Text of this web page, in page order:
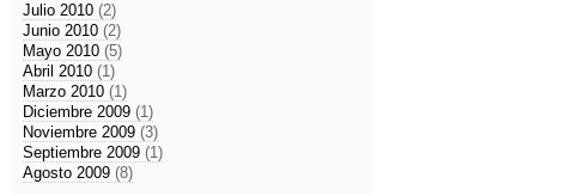
Julio 2010 (2)
Junio 2010 (2)
Mayo 2010 (5)
Abril 2010 (1)
Marzo 2010 (1)
Diciembre 2009 (1)
Noviembre 2009 (3)
Septiembre 2009 (1)
Agosto 2009 (8)